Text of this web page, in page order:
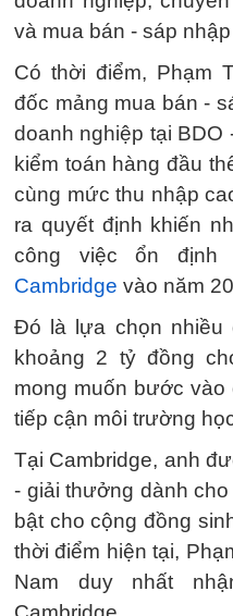
và mua bán - sáp
Có thời điểm, Phạm
đốc mảng mua bán -
doanh nghiệp tại
kiểm toán hàng đầu
cùng mức thu nhập
ra quyết định khiến
công việc ổn định
Cambridge vào năm
Đó là lựa chọn nhiều
khoảng 2 tỷ đồng
mong muốn bước vào
tiếp cận môi trường
Tại Cambridge, anh
- giải thưởng dành
bật cho cộng đồng
thời điểm hiện tại,
Nam duy nhất